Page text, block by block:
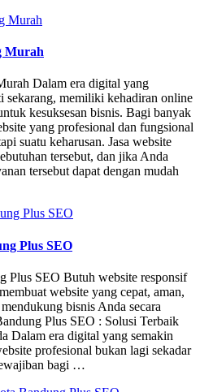
Murah
Dalam era digital yang
sekarang, memiliki kehadiran online
kesuksesan bisnis. Bagi banyak
yang profesional dan fungsional
suatu keharusan. Jasa website
tersebut, dan jika Anda
tersebut dapat dengan mudah
Plus SEO
Plus SEO Butuh website responsif
website yang cepat, aman,
bisnis Anda secara
Plus SEO : Solusi Terbaik
Dalam era digital yang semakin
profesional bukan lagi sekadar
bagi …